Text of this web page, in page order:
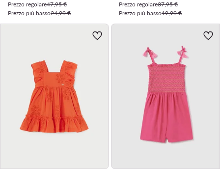
Prezzo regolare47,95 €
Prezzo più basso24,99 €
Prezzo regolare37,95 €
Prezzo più basso19,99 €